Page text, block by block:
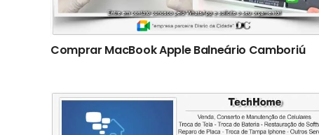
Comprar MacBook Apple Balneário Camboriú